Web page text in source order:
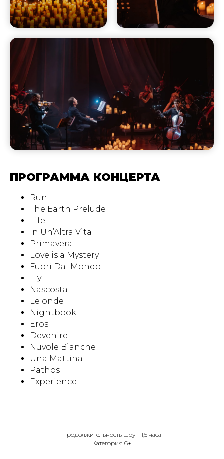
ПРОГРАММА КОНЦЕРТА
Run
The Earth Prelude
Life
In Un’Altra Vita
Primavera
Love is a Mystery
Fuori Dal Mondo
Fly
Nascosta
Le onde
Nightbook
Eros
Devenire
Nuvole Bianche
Una Mattina
Pathos
Experience
Продолжительность шоу - 1,5 часа
Категория 6+